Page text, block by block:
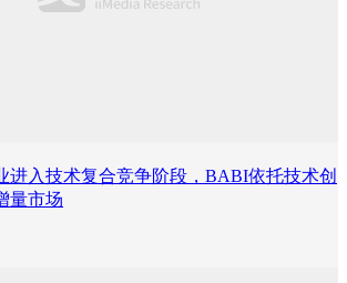
进入技术复合竞争阶段，BABI依托技术创
量市场